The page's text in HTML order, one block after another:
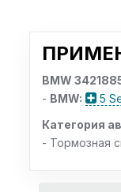
BMW
- BMW: 5
Категория
- Тормозная